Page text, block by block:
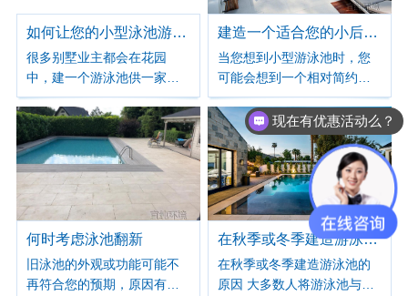
纷，魅力四射。
圆形包括椭圆与半圆。
如何让您的小型泳池游不到尽头
很多别墅业主都会在花园
中，建一个游泳池供一家人
使用。私家游泳池的好处就
是卫生干净，自己的泳池自
己做主，可以叫上朋友开水
上派对，想什么时候游就什
么时候游。但很多业主不主
动找游泳池的新乐趣很快就
厌倦了。有一种家庭游泳设
备，它可以让你在游泳池冲
浪、在流动的水中游泳等。
建造一个适合您的小后院小型游泳池
当您想到小型游泳池时，您
可能会想到一个相对简约的
设计，就像您在公共游泳池
中所期望的那样。我们设计
令人惊叹的泳池，与您家的
建筑和现有景观融合。我们
还可以创建自定义景观以突
出您泳池的设计。 尽管形状
相对固定，但小型游泳池与
其他设计一样可定制。您可
以添加水景，改变游泳池的
深度，甚至包括一个内置
何时考虑泳池翻新
旧泳池的外观或功能可能不
再符合您的预期，原因有很
在秋季或冬季建造游泳池的原因
在秋季或冬季建造游泳池的
原因 大多数人将游泳池与夏
现在有优惠活动么？